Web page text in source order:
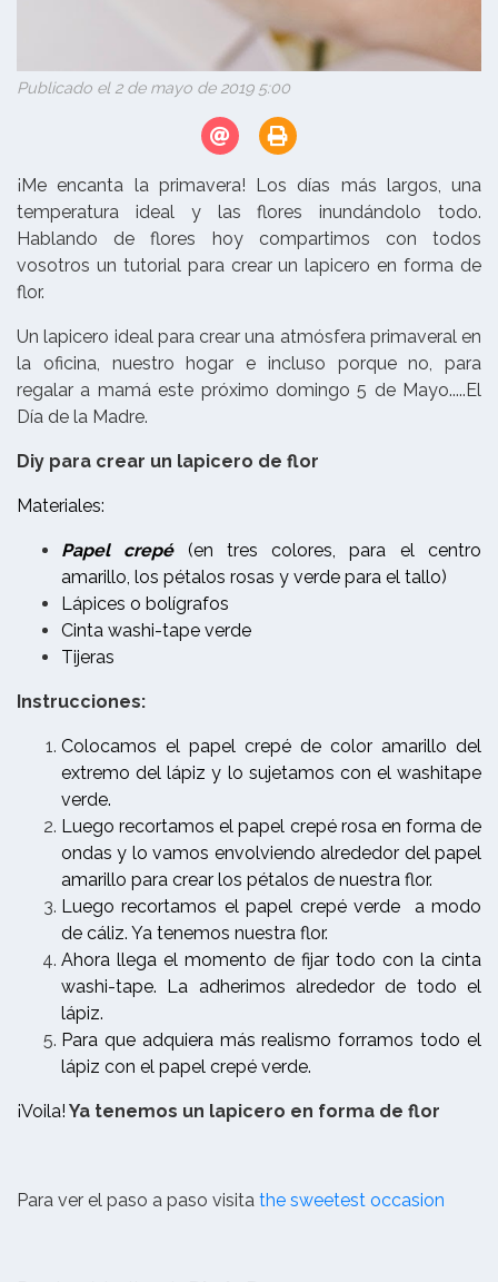
Publicado el 2 de mayo de 2019 5:00
¡Me encanta la primavera! Los días más largos, una
temperatura ideal y las flores inundándolo todo.
Hablando de flores hoy compartimos con todos
vosotros un tutorial para crear un lapicero en forma de
flor.
Un lapicero ideal para crear una atmósfera primaveral en
la oficina, nuestro hogar e incluso porque no, para
regalar a mamá este próximo domingo 5 de Mayo.....El
Día de la Madre.
Diy para crear un lapicero de flor
Materiales:
Papel crepé(en tres colores, para el centro
amarillo, los pétalos rosas y verde para el tallo)
Lápices o bolígrafos
Cinta washi-tape verde
Tijeras
Instrucciones:
Colocamos el papel crepé de color amarillo del
extremo del lápiz y lo sujetamos con el washitape
verde.
Luego recortamos el papel crepé rosa en forma de
ondas y lo vamos envolviendo alrededor del papel
amarillo para crear los pétalos de nuestra flor.
Luego recortamos el papel crepé verde a modo
de cáliz. Ya tenemos nuestra flor.
Ahora llega el momento de fijar todo con la cinta
washi-tape. La adherimos alrededor de todo el
lápiz.
Para que adquiera más realismo forramos todo el
lápiz con el papel crepé verde.
¡Voila! Ya tenemos un lapicero en forma de flor
Para ver el paso a paso visita the sweetest occasion